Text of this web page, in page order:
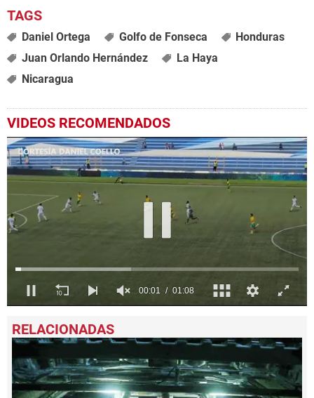
Daniel Ortega Golfo de Fonseca
Honduras
Juan Orlando Hernández
La Haya
Nicaragua
VIDEOS RECOMENDADOS
seconds
of
1
minute,
8
seconds